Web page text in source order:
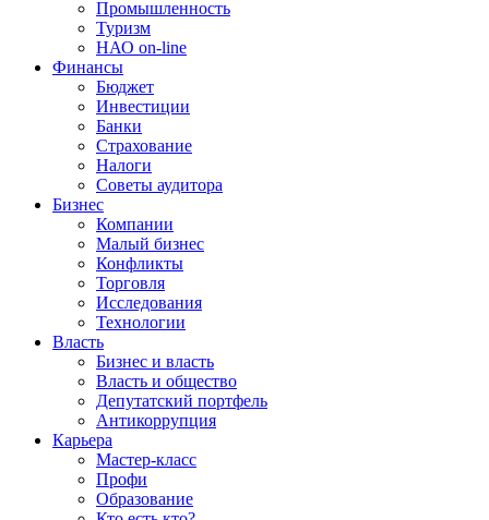
Промышленность
Туризм
НАО on-line
Финансы
Бюджет
Инвестиции
Банки
Страхование
Налоги
Советы аудитора
Бизнес
Компании
Малый бизнес
Конфликты
Торговля
Исследования
Технологии
Власть
Бизнес и власть
Власть и общество
Депутатский портфель
Антикоррупция
Карьера
Мастер-класс
Профи
Образование